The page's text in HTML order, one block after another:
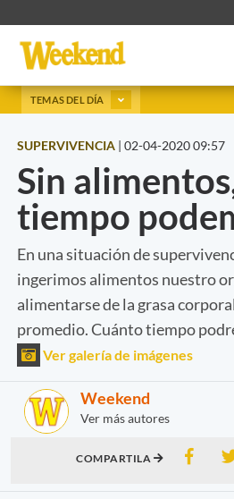
TEMAS DEL DÍA
SUPERVIVENCIA | 02-04-2020 09:57
Sin
tiempo
En una situación de
ingerimos alimentos nuestro
alimentarse de la grasa
promedio. Cuánto tiempo
Ver galería de imágenes
Weekend
Ver más autores
COMPARTILA